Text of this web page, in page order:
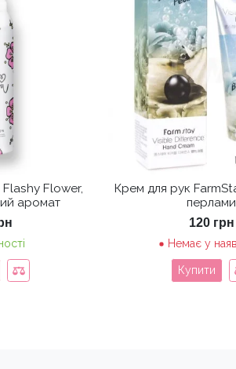
Flower,
аромат
Крем для рук
перлами
120 грн
Немає у
Купити